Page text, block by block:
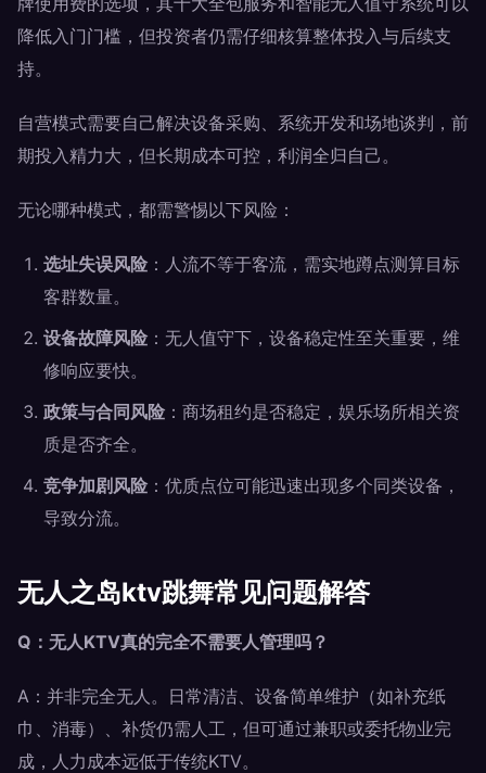
降低入门门槛，但投资者仍需仔细核算整体投入与后续支
持。
自营模式需要自己解决设备采购、系统开发和场地谈判，前
期投入精力大，但长期成本可控，利润全归自己。
无论哪种模式，都需警惕以下风险：
选址失误风险 ：人流不等于客流，需实地蹲点测算目标
客群数量。
设备故障风险 ：无人值守下，设备稳定性至关重要，维
修响应要快。
政策与合同风险 ：商场租约是否稳定，娱乐场所相关资
质是否齐全。
竞争加剧风险 ：优质点位可能迅速出现多个同类设备，
导致分流。
无人之岛ktv跳舞常见问题解答
Q：无人KTV真的完全不需要人管理吗？
A：并非完全无人。日常清洁、设备简单维护（如补充纸
巾、消毒）、补货仍需人工，但可通过兼职或委托物业完
成，人力成本远低于传统KTV。